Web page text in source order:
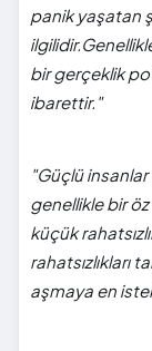
panik yaşatan
bir gerçeklik
ibarettir."
"Güçlü insanlar
genellikle bir
küçük
rahatsızlıkları
aşmaya en